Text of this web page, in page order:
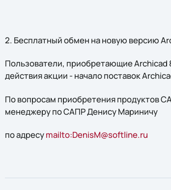
2. Бесплатный обмен на новую версию
Пользователи, приобретающие Archicad
действия акции - начало поставок
По вопросам приобретения продуктов
менеджеру по САПР Денису Мариничу
по адресуmailto:DenisM@softline.ru